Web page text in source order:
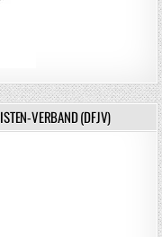
VERBAND (DFJV)